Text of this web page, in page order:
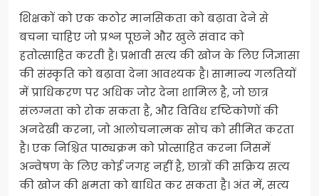
शिक्षकों को एक कठोर मानसिकता को बढ़ावा देने से
बचना चाहिए जो प्रश्न पूछने और खुले संवाद को
हतोत्साहित करती है। प्रभावी सत्य की खोज के लिए जिज्ञासा
की संस्कृति को बढ़ावा देना आवश्यक है। सामान्य गलतियों
में प्राधिकरण पर अधिक जोर देना शामिल है, जो छात्र
संलग्नता को रोक सकता है, और विविध दृष्टिकोणों की
अनदेखी करना, जो आलोचनात्मक सोच को सीमित करता
है। एक निश्चित पाठ्यक्रम को प्रोत्साहित करना जिसमें
अन्वेषण के लिए कोई जगह नहीं है, छात्रों की सक्रिय सत्य
की खोज की क्षमता को बाधित कर सकता है। अंत में, सत्य